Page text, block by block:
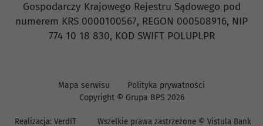
Gospodarczy Krajowego Rejestru Sądowego pod
numerem KRS 0000100567, REGON 000508916, NIP
774 10 18 830, KOD SWIFT POLUPLPR
Realizacja: VerdITWszelkie prawa zastrzeżone © Vistula Bank
Mapa serwisu
Polityka prywatności
Copyright © Grupa BPS 2026